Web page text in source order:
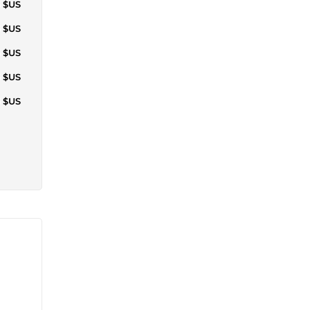
$US
$US
$US
$US
$US